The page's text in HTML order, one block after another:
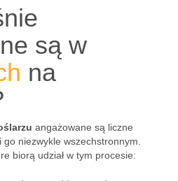
są w
na
angażowane są liczne
niezwykle wszechstronnym.
biorą udział w tym procesie: